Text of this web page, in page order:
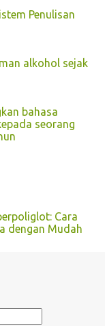
Penulisan
alkohol sejak
bahasa
seorang
Cara
dengan Mudah